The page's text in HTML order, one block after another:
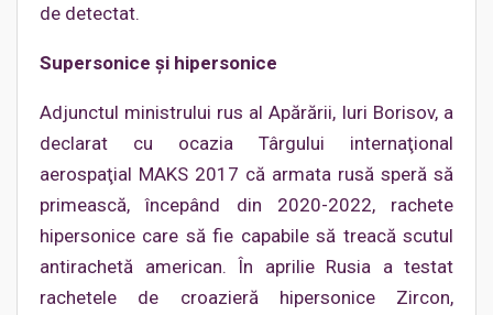
de detectat.
Supersonice şi hipersonice
Adjunctul ministrului rus al Apărării, Iuri Borisov, a
declarat cu ocazia Târgului internaţional
aerospaţial MAKS 2017 că armata rusă speră să
primească, începând din 2020-2022, rachete
hipersonice care să fie capabile să treacă scutul
antirachetă american. În aprilie Rusia a testat
rachetele de croazieră hipersonice Zircon,